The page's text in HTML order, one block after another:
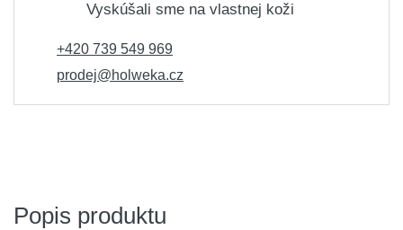
Vyskúšali sme na vlastnej koži
+420 739 549 969
prodej@holweka.cz
Popis produktu